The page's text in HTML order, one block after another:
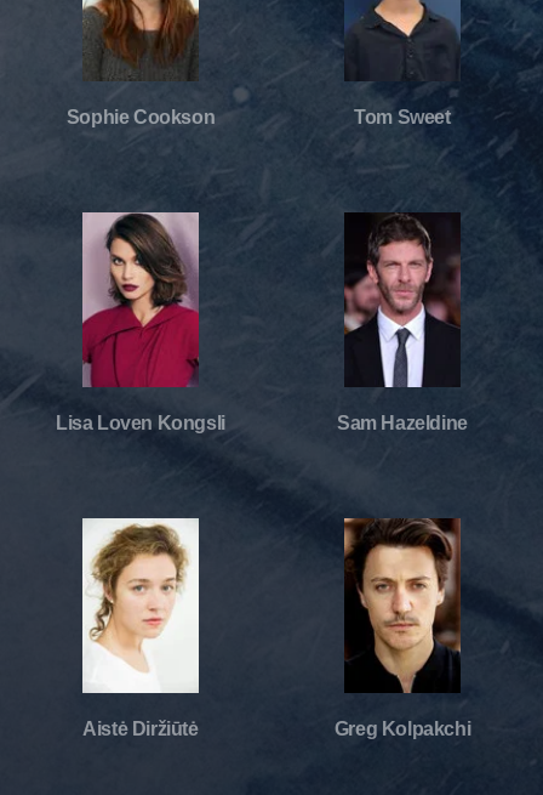
Sophie Cookson Tom Sweet
Lisa Loven Kongsli Sam Hazeldine
Aistė Diržiūtė Greg Kolpakchi